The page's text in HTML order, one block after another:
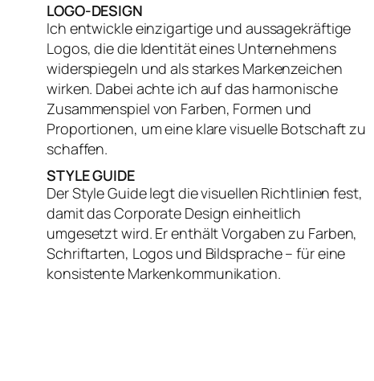
LOGO-DESIGN
Ich entwickle einzigartige und aussagekräftige
Logos, die die Identität eines Unternehmens
widerspiegeln und als starkes Markenzeichen
wirken. Dabei achte ich auf das harmonische
Zusammenspiel von Farben, Formen und
Proportionen, um eine klare visuelle Botschaft zu
schaffen.
STYLE GUIDE
Der Style Guide legt die visuellen Richtlinien fest,
damit das Corporate Design einheitlich
umgesetzt wird. Er enthält Vorgaben zu Farben,
Schriftarten, Logos und Bildsprache – für eine
konsistente Markenkommunikation.